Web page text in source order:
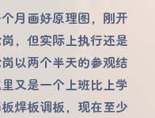
月画好原理图，刚开
，但实际上执行还是
以两个半天的参观结
又是一个上班比上学
焊板调板，现在至少